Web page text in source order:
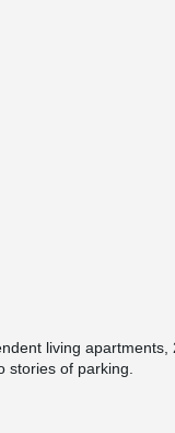
living
stories of parking.